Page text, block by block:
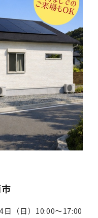
（日）10:00〜17:00